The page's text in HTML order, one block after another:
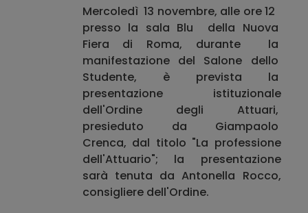
Mercoledì 13 novembre, alle ore 12
presso la sala Blu della Nuova
Fiera di Roma, durante la
manifestazione del Salone dello
Studente, è prevista la
presentazione istituzionale
dell'Ordine degli Attuari,
presieduto da Giampaolo
Crenca, dal titolo "La professione
dell'Attuario"; la presentazione
sarà tenuta da Antonella Rocco,
consigliere dell'Ordine.